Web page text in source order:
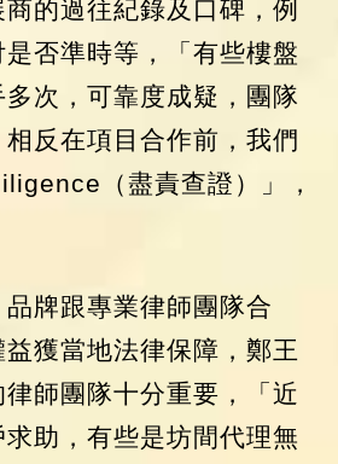
的過往紀錄及口碑，例
否準時等，「有些樓盤
次，可靠度成疑，團隊
反在項目合作前，我們
（盡責查證）」，
牌跟專業律師團隊合
獲當地法律保障，鄭王
師團隊十分重要，「近
助，有些是坊間代理無